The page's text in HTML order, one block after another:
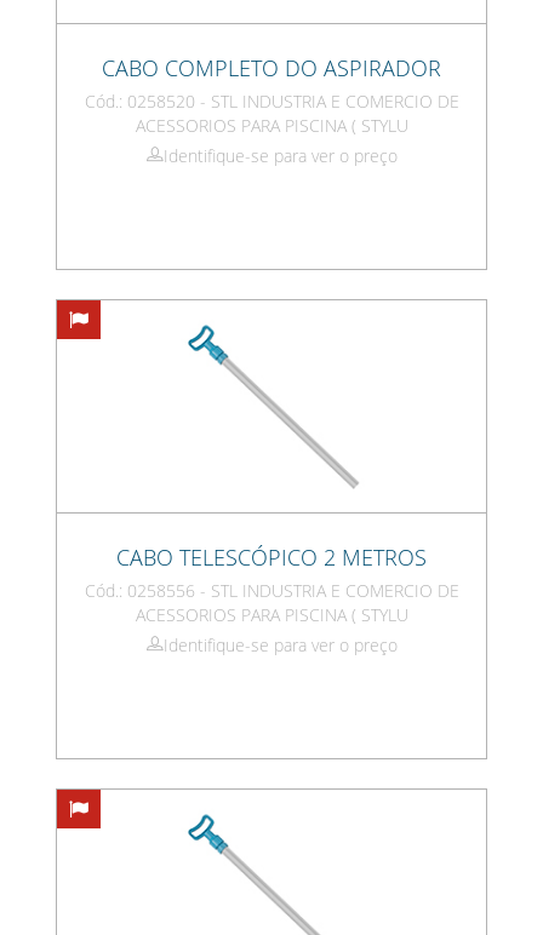
CABO COMPLETO DO ASPIRADOR
Cód.: 0258520 - STL INDUSTRIA E COMERCIO DE
ACESSORIOS PARA PISCINA ( STYLU
Identifique-se para ver o preço
CABO TELESCÓPICO 2 METROS
Cód.: 0258556 - STL INDUSTRIA E COMERCIO DE
ACESSORIOS PARA PISCINA ( STYLU
Identifique-se para ver o preço